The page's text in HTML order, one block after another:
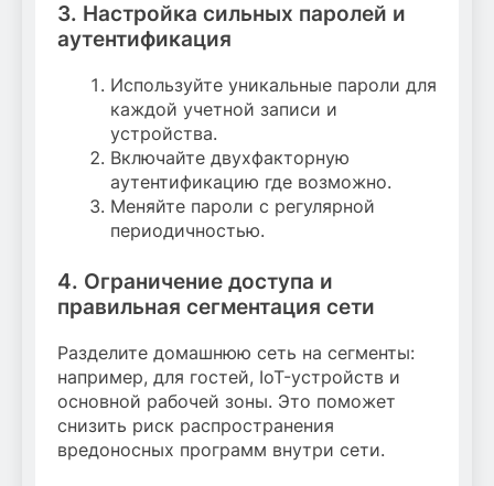
3. Настройка сильных паролей и
аутентификация
Используйте уникальные пароли для
каждой учетной записи и
устройства.
Включайте двухфакторную
аутентификацию где возможно.
Меняйте пароли с регулярной
периодичностью.
4. Ограничение доступа и
правильная сегментация сети
Разделите домашнюю сеть на сегменты:
например, для гостей, IoT-устройств и
основной рабочей зоны. Это поможет
снизить риск распространения
вредоносных программ внутри сети.